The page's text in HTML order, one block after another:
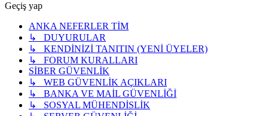
Geçiş yap
ANKA NEFERLER TİM
↳ DUYURULAR
↳ KENDİNİZİ TANITIN (YENİ ÜYELER)
↳ FORUM KURALLARI
SİBER GÜVENLİK
↳ WEB GÜVENLİK AÇIKLARI
↳ BANKA VE MAİL GÜVENLİĞİ
↳ SOSYAL MÜHENDİSLİK